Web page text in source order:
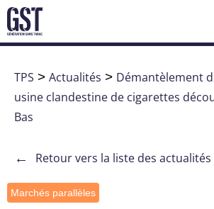
TPS > Actualités > Démantèlement
usine clandestine de cigarettes
Bas
← Retour vers la liste des actualités
Marchés parallèles